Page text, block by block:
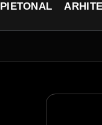
PIETONAL